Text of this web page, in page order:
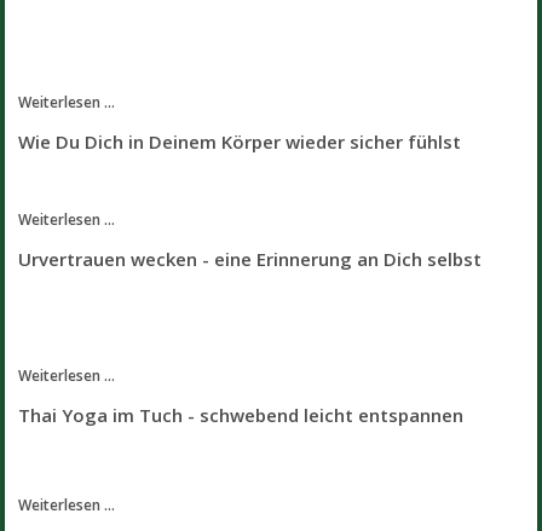
Weiterlesen ...
Wie Du Dich in Deinem Körper wieder sicher fühlst
Weiterlesen ...
Urvertrauen wecken - eine Erinnerung an Dich selbst
Weiterlesen ...
Thai Yoga im Tuch - schwebend leicht entspannen
Weiterlesen ...